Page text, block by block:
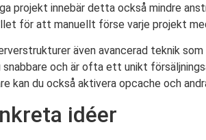
projekt innebär detta också mindre
för att manuellt förse varje projekt
även avancerad teknik
och är ofta ett unikt
kan du också aktivera opcache och
idéer